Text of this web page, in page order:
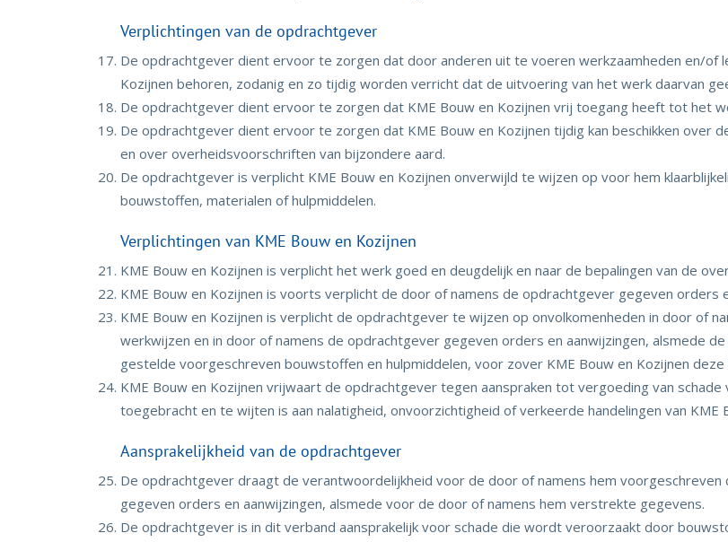
Verplichtingen van de opdrachtgever
De opdrachtgever dient ervoor te zorgen dat door anderen uit te voeren werkzaamheden en/of
Kozijnen behoren, zodanig en zo tijdig worden verricht dat de uitvoering van het werk daarvan
De opdrachtgever dient ervoor te zorgen dat KME Bouw en Kozijnen vrij toegang heeft tot het
De opdrachtgever dient ervoor te zorgen dat KME Bouw en Kozijnen tijdig kan beschikken over
en over overheidsvoorschriften van bijzondere aard.
De opdrachtgever is verplicht KME Bouw en Kozijnen onverwijld te wijzen op voor hem
bouwstoffen, materialen of hulpmiddelen.
Verplichtingen van KME Bouw en Kozijnen
KME Bouw en Kozijnen is verplicht het werk goed en deugdelijk en naar de bepalingen van de
KME Bouw en Kozijnen is voorts verplicht de door of namens de opdrachtgever gegeven orders
KME Bouw en Kozijnen is verplicht de opdrachtgever te wijzen op onvolkomenheden in door of
werkwijzen en in door of namens de opdrachtgever gegeven orders en aanwijzingen, alsmede
gestelde voorgeschreven bouwstoffen en hulpmiddelen, voor zover KME Bouw en Kozijnen
KME Bouw en Kozijnen vrijwaart de opdrachtgever tegen aanspraken tot vergoeding van
toegebracht en te wijten is aan nalatigheid, onvoorzichtigheid of verkeerde handelingen van KME
Aansprakelijkheid van de opdrachtgever
De opdrachtgever draagt de verantwoordelijkheid voor de door of namens hem
gegeven orders en aanwijzingen, alsmede voor de door of namens hem verstrekte gegevens.
De opdrachtgever is in dit verband aansprakelijk voor schade die wordt veroorzaakt door